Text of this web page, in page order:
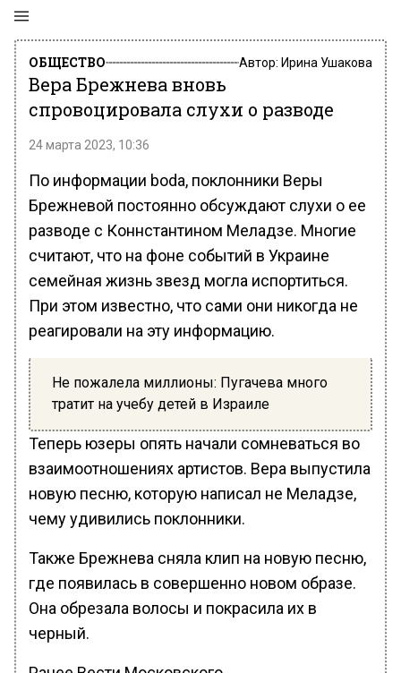
ОБЩЕСТВО Автор: Ирина Ушакова
Вера Брежнева вновь
спровоцировала слухи о разводе
24 марта 2023, 10:36
По информации boda, поклонники Веры
Брежневой постоянно обсуждают слухи о ее
разводе с Коннстантином Меладзе. Многие
считают, что на фоне событий в Украине
семейная жизнь звезд могла испортиться.
При этом известно, что сами они никогда не
реагировали на эту информацию.
Не пожалела миллионы: Пугачева много
тратит на учебу детей в Израиле
Теперь юзеры опять начали сомневаться во
взаимоотношениях артистов. Вера выпустила
новую песню, которую написал не Меладзе,
чему удивились поклонники.
Также Брежнева сняла клип на новую песню,
где появилась в совершенно новом образе.
Она обрезала волосы и покрасила их в
черный.